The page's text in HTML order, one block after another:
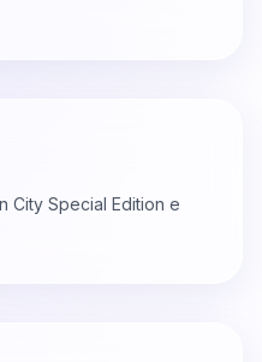
City Special Edition e